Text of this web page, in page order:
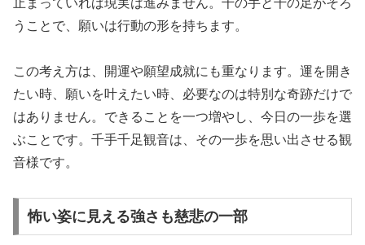
うことで、願いは行動の形を持ちます。
この考え方は、開運や願望成就にも重なります。運を開き
たい時、願いを叶えたい時、必要なのは特別な奇跡だけで
はありません。できることを一つ増やし、今日の一歩を選
ぶことです。千手千足観音は、その一歩を思い出させる観
音様です。
怖い姿に見える強さも慈悲の一部